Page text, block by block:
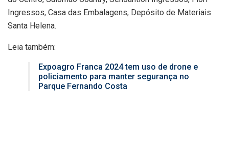
Ingressos, Casa das Embalagens, Depósito de Materiais
Santa Helena.
Leia também:
Expoagro Franca 2024 tem uso de drone e
policiamento para manter segurança no
Parque Fernando Costa